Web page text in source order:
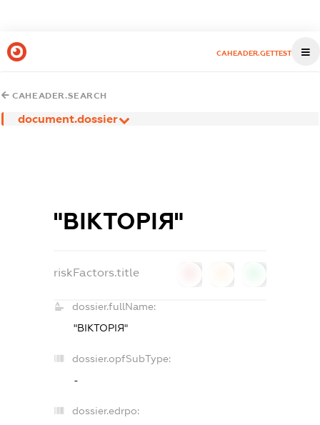
CAHEADER.GETTEST
CAHEADER.SEARCH
document.dossier
"ВІКТОРІЯ"
riskFactors.title
dossier.fullName:
"ВІКТОРІЯ"
dossier.opfSubType:
-
dossier.edrpo: